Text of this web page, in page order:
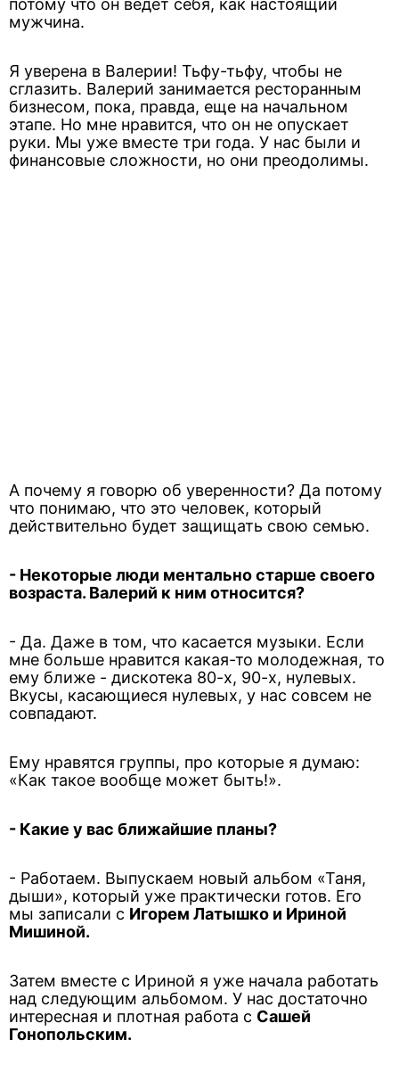
потому что он ведет себя, как настоящий
мужчина.
Я уверена в Валерии! Тьфу-тьфу, чтобы не
сглазить. Валерий занимается ресторанным
бизнесом, пока, правда, еще на начальном
этапе. Но мне нравится, что он не опускает
руки. Мы уже вместе три года. У нас были и
финансовые сложности, но они преодолимы.
А почему я говорю об уверенности? Да потому
что понимаю, что это человек, который
действительно будет защищать свою семью.
- Некоторые люди ментально старше своего
возраста. Валерий к ним относится?
- Да. Даже в том, что касается музыки. Если
мне больше нравится какая-то молодежная, то
ему ближе - дискотека 80-х, 90-х, нулевых.
Вкусы, касающиеся нулевых, у нас совсем не
совпадают.
Ему нравятся группы, про которые я думаю:
«Как такое вообще может быть!».
- Какие у вас ближайшие планы?
- Работаем. Выпускаем новый альбом «Таня,
дыши», который уже практически готов. Его
мы записали с Игорем Латышко и Ириной
Мишиной.
Затем вместе с Ириной я уже начала работать
над следующим альбомом. У нас достаточно
интересная и плотная работа с Сашей
Гонопольским.